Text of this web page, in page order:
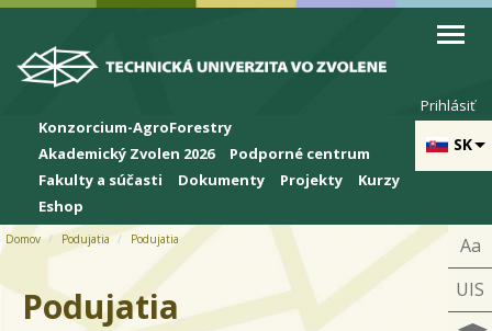
Skip to cookies
Skip to navigation
Skočiť na hlavný obsah
SK
Prihlásiť
Konzorcium-AgroForestry
Akademický Zvolen 2026
Podporné centrum
Fakulty a súčasti
Dokumenty Projekty
Kurzy
Eshop
Aa
UIS
Domov Podujatia Podujatia
Podujatia